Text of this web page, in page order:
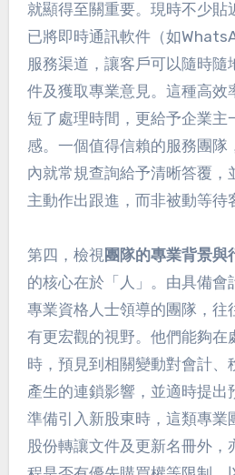
就顯得至關重要。現時不少貼
已將即時通訊軟件（如
服務渠道，讓客戶可以隨時隨
件及獲取專業意見。這種高效
短了處理時間，更給予企業主
感。一個值得信賴的服務團隊
內就常規查詢給予清晰答覆，
主動作出跟進，而非被動等待
第四，檢視團隊的專業背景與
的核心在於「人」。由具備會
專業資格人士領導的團隊，往
有更宏觀的視野。他們能夠在
時，預見到相關變動對會計、
產生的連鎖影響，並適時提出
準備引入新股東時，這類專業
股份轉讓文件及更新名冊外，